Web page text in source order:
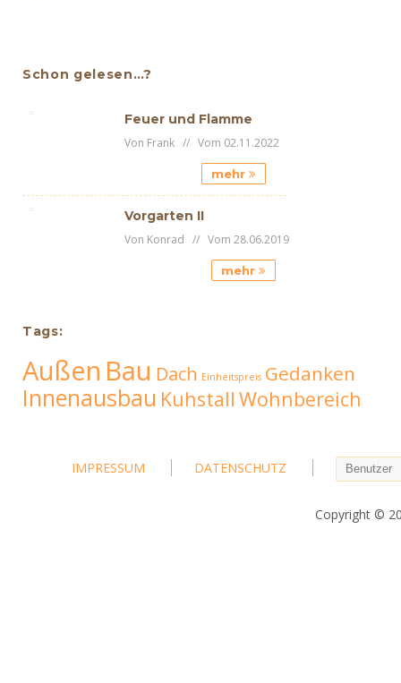
Schon gelesen…?
Feuer und Flamme
Von Frank // Vom 02.11.2022
mehr
Vorgarten II
Von Konrad // Vom 28.06.2019
mehr
Tags:
Außen Bau Dach Einheitspreis Gedanken
Innenausbau Kuhstall Wohnbereich
IMPRESSUM DATENSCHUTZ
Copyright ©